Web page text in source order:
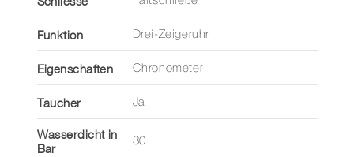
Funktion Drei-Zeigeruhr
Eigenschaften Chronometer
Taucher Ja
Wasserdicht in
Bar
30